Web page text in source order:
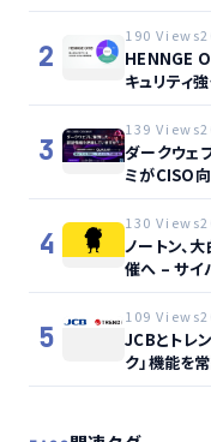
2
190 Views
HENNGE
キュリティ
3
139 Views
ダークウェ
ミがCISO
4
130 Views
ノートン、
催へ – サイ
5
109 Views
JCBとトレ
ク」機能を